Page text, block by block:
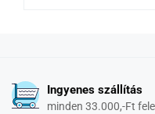
Ingyenes szállítás
minden 33.000,-Ft